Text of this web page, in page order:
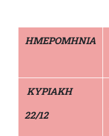
ΗΜΕΡΟΜΗΝΙΑ
ΚΥΡΙΑΚΗ
22/12